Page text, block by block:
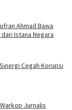
Ahmad Bawa
Istana Negara
Cegah Korupsi
Jurnalis